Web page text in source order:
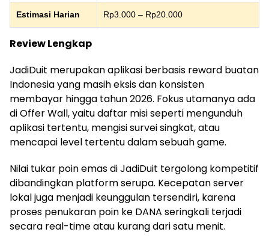
Estimasi Harian Rp3.000 – Rp20.000
Review Lengkap
JadiDuit merupakan aplikasi berbasis reward buatan
Indonesia yang masih eksis dan konsisten
membayar hingga tahun 2026. Fokus utamanya ada
di Offer Wall, yaitu daftar misi seperti mengunduh
aplikasi tertentu, mengisi survei singkat, atau
mencapai level tertentu dalam sebuah game.
Nilai tukar poin emas di JadiDuit tergolong kompetitif
dibandingkan platform serupa. Kecepatan server
lokal juga menjadi keunggulan tersendiri, karena
proses penukaran poin ke DANA seringkali terjadi
secara real-time atau kurang dari satu menit.